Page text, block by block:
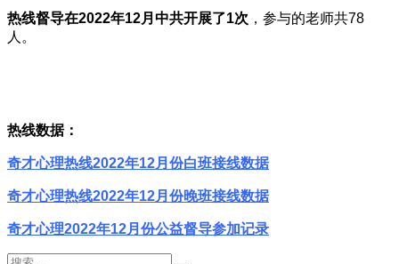
热线督导在2022年12月中共开展了1次 ，参与的老师共78
人。
热线数据：
奇才心理热线2022年12月份白班接线数据
奇才心理热线2022年12月份晚班接线数据
奇才心理2022年12月份公益督导参加记录